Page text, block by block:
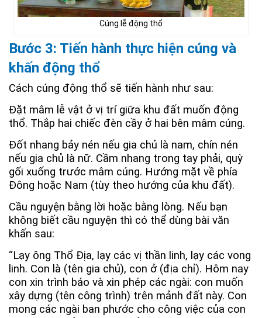
Cúng lễ động thổ
Bước 3: Tiến hành thực hiện cúng và
khấn động thổ
Cách cúng động thổ sẽ tiến hành như sau:
Đặt mâm lễ vật ở vị trí giữa khu đất muốn động
thổ. Thắp hai chiếc đèn cầy ở hai bên mâm cúng.
Đốt nhang bảy nén nếu gia chủ là nam, chín nén
nếu gia chủ là nữ. Cầm nhang trong tay phải, quỳ
gối xuống trước mâm cúng. Hướng mặt về phía
Đông hoặc Nam (tùy theo hướng của khu đất).
Cầu nguyện bằng lời hoặc bằng lòng. Nếu bạn
không biết cầu nguyện thì có thể dùng bài văn
khấn sau:
“Lạy ông Thổ Địa, lạy các vị thần linh, lạy các vong
linh. Con là (tên gia chủ), con ở (địa chỉ). Hôm nay
con xin trình báo và xin phép các ngài: con muốn
xây dựng (tên công trình) trên mảnh đất này. Con
mong các ngài ban phước cho công việc của con